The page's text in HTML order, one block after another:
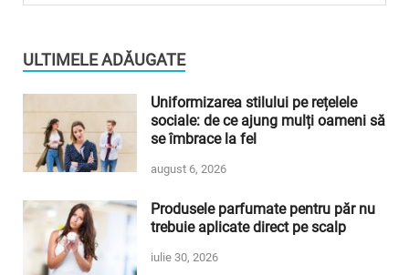
ULTIMELE ADĂUGATE
Uniformizarea stilului pe rețelele
sociale: de ce ajung mulți oameni să
se îmbrace la fel
august 6, 2026
Produsele parfumate pentru păr nu
trebuie aplicate direct pe scalp
iulie 30, 2026